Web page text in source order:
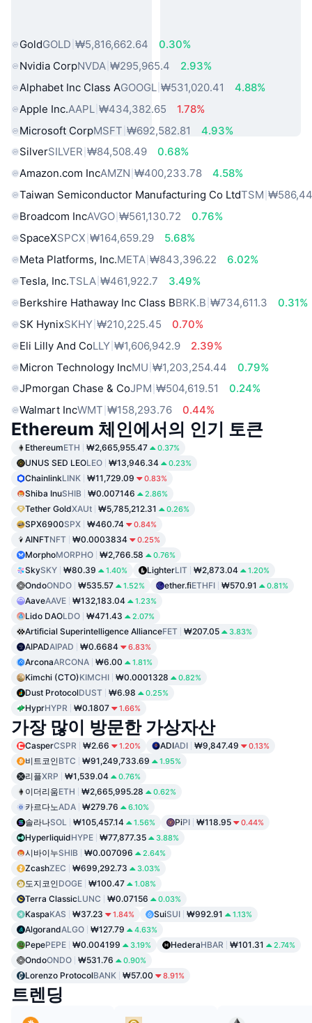
GoldGOLD ₩5,816,662.64
0.30%
Nvidia CorpNVDA ₩295,965.4
2.93%
Alphabet Inc Class AGOOGL ₩531,020.41
4.88%
Apple Inc.AAPL ₩434,382.65
1.78%
Microsoft CorpMSFT ₩692,582.81
4.93%
SilverSILVER ₩84,508.49
0.68%
Amazon.com IncAMZN ₩400,233.78
4.58%
Taiwan Semiconductor Manufacturing Co LtdTSM
Broadcom IncAVGO ₩561,130.72
0.76%
SpaceXSPCX ₩164,659.29
5.68%
Meta Platforms, Inc.META ₩843,396.22
6.02%
Tesla, Inc.TSLA ₩461,922.7
3.49%
Berkshire Hathaway Inc Class BBRK.B ₩734,611.3
0.31%
SK HynixSKHY ₩210,225.45
0.70%
Eli Lilly And CoLLY ₩1,606,942.9
2.39%
Micron Technology IncMU ₩1,203,254.44
0.79%
JPmorgan Chase & CoJPM ₩504,619.51
0.24%
Walmart IncWMT ₩158,293.76 0.44%
Ethereum 체인에서의 인기 토큰
EthereumETH ₩2,665,955.47 0.37%
UNUS SED LEOLEO ₩13,946.34 0.23%
ChainlinkLINK ₩11,729.09 0.83%
Shiba InuSHIB ₩0.007146 2.86%
Tether GoldXAUt ₩5,785,212.31 0.26%
SPX6900SPX ₩460.74 0.84%
AINFTNFT ₩0.0003834 0.25%
MorphoMORPHO ₩2,766.58 0.76%
SkySKY ₩80.39 1.40% LighterLIT ₩2,873.04 1.20%
OndoONDO ₩535.57 1.52% ether.fiETHFI ₩570.91 0.81%
AaveAAVE ₩132,183.04 1.23%
Lido DAOLDO ₩471.43 2.07%
Artificial Superintelligence AllianceFET ₩207.05 3.83%
AIPADAIPAD ₩0.6684 6.83%
ArconaARCONA ₩6.00 1.81%
Kimchi (CTO)KIMCHI ₩0.0001328 0.82%
Dust ProtocolDUST ₩6.98 0.25%
HyprHYPR ₩0.1807 1.66%
가장 많이 방문한 가상자산
CasperCSPR ₩2.66 1.20% ADIADI ₩9,847.49 0.13%
비트코인BTC ₩91,249,733.69 1.95%
리플XRP ₩1,539.04 0.76%
이더리움ETH ₩2,665,995.28 0.62%
카르다노ADA ₩279.76 6.10%
솔라나SOL ₩105,457.14 1.56% PiPI ₩118.95 0.44%
HyperliquidHYPE ₩77,877.35 3.88%
시바이누SHIB ₩0.007096 2.64%
ZcashZEC ₩699,292.73 3.03%
도지코인DOGE ₩100.47 1.08%
Terra ClassicLUNC ₩0.07156 0.03%
KaspaKAS ₩37.23 1.84% SuiSUI ₩992.91 1.13%
AlgorandALGO ₩127.79 4.63%
PepePEPE ₩0.004199 3.19% HederaHBAR ₩101.31 2.74%
OndoONDO ₩531.76 0.90%
Lorenzo ProtocolBANK ₩57.00 8.91%
트렌딩